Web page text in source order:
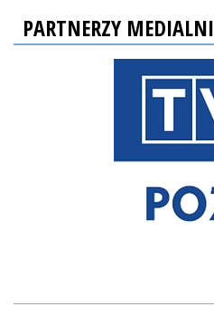
PARTNERZY MEDIALNI